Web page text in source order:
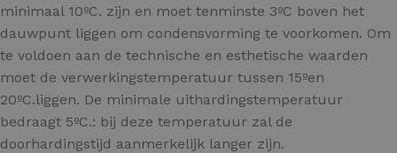
minimaal 10ºC. zijn en moet tenminste 3ºC boven het
dauwpunt liggen om condensvorming te voorkomen. Om
te voldoen aan de technische en esthetische waarden
moet de verwerkingstemperatuur tussen 15ºen
20ºC.liggen. De minimale uithardingstemperatuur
bedraagt 5ºC.: bij deze temperatuur zal de
doorhardingstijd aanmerkelijk langer zijn.